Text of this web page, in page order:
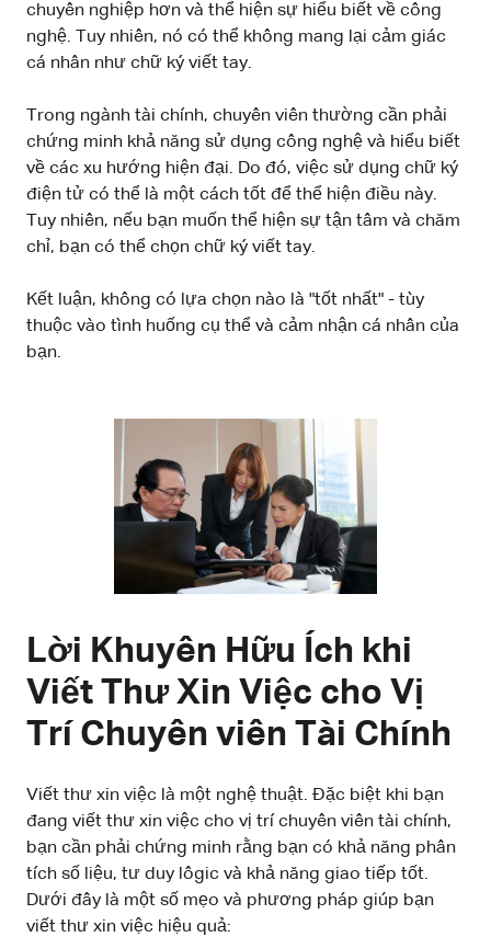
chuyên nghiệp hơn và thể hiện sự hiểu biết về công
nghệ. Tuy nhiên, nó có thể không mang lại cảm giác
cá nhân như chữ ký viết tay.
Trong ngành tài chính, chuyên viên thường cần phải
chứng minh khả năng sử dụng công nghệ và hiểu biết
về các xu hướng hiện đại. Do đó, việc sử dụng chữ ký
điện tử có thể là một cách tốt để thể hiện điều này.
Tuy nhiên, nếu bạn muốn thể hiện sự tận tâm và chăm
chỉ, bạn có thể chọn chữ ký viết tay.
Kết luận, không có lựa chọn nào là "tốt nhất" - tùy
thuộc vào tình huống cụ thể và cảm nhận cá nhân của
bạn.
Lời Khuyên Hữu Ích khi
Viết Thư Xin Việc cho Vị
Trí Chuyên viên Tài Chính
Viết thư xin việc là một nghệ thuật. Đặc biệt khi bạn
đang viết thư xin việc cho vị trí chuyên viên tài chính,
bạn cần phải chứng minh rằng bạn có khả năng phân
tích số liệu, tư duy lôgic và khả năng giao tiếp tốt.
Dưới đây là một số mẹo và phương pháp giúp bạn
viết thư xin việc hiệu quả: